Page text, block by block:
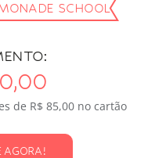
SCHOOL
de R$ 85,00 no cartão
AGORA!